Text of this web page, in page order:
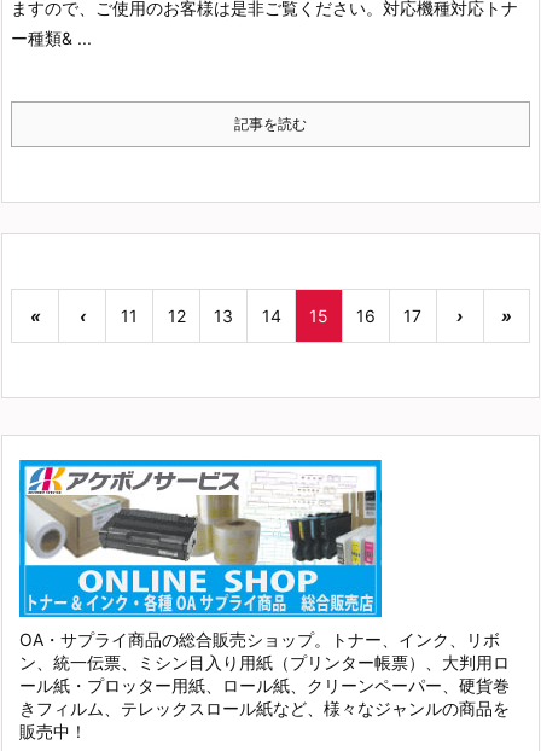
ますので、ご使用のお客様は是非ご覧ください。 対応機種対応トナ
ー種類& ...
記事を読む
« ‹ 11 12 13 14 15 16 17 › »
OA・サプライ商品の総合販売ショップ。トナー、インク、リボ
ン、統一伝票、ミシン目入り用紙（プリンター帳票）、大判用ロ
ール紙・プロッター用紙、ロール紙、クリーンペーパー、硬貨巻
きフィルム、テレックスロール紙など、様々なジャンルの商品を
販売中！